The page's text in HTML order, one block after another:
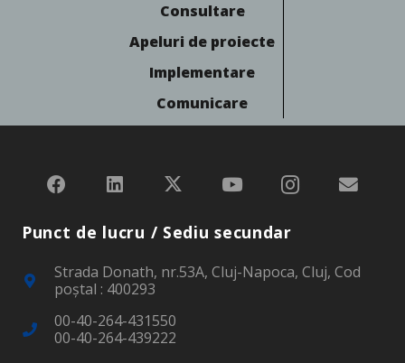
Consultare
Apeluri de proiecte
Implementare
Comunicare
Punct de lucru / Sediu secundar
Strada Donath, nr.53A, Cluj-Napoca, Cluj, Cod
poştal : 400293
00-40-264-431550
00-40-264-439222